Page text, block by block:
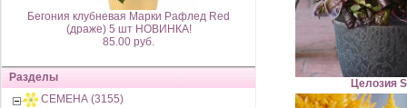
Бегония клубневая Марки Рафлед Red
(драже) 5 шт НОВИНКА!
85.00 руб.
Разделы
СЕМЕНА (3155)
Целозия